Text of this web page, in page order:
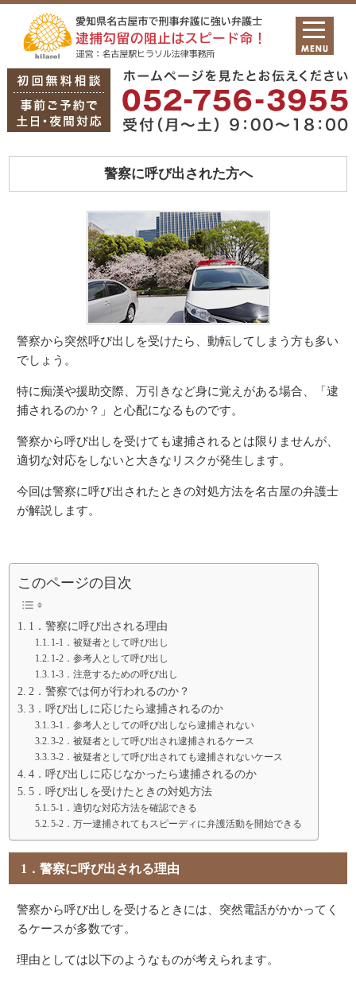
警察に呼び出された方へ
警察から突然呼び出しを受けたら、動転してしまう方も多い
でしょう。
特に痴漢や援助交際、万引きなど身に覚えがある場合、「逮
捕されるのか？」と心配になるものです。
警察から呼び出しを受けても逮捕されるとは限りませんが、
適切な対応をしないと大きなリスクが発生します。
今回は警察に呼び出されたときの対処方法を名古屋の弁護士
が解説します。
このページの目次
1．警察に呼び出される理由
1-1．被疑者として呼び出し
1-2．参考人として呼び出し
1-3．注意するための呼び出し
2．警察では何が行われるのか？
3．呼び出しに応じたら逮捕されるのか
3-1．参考人としての呼び出しなら逮捕されない
3-2．被疑者として呼び出され逮捕されるケース
3-2．被疑者として呼び出されても逮捕されないケース
4．呼び出しに応じなかったら逮捕されるのか
5．呼び出しを受けたときの対処方法
5-1．適切な対応方法を確認できる
5-2．万一逮捕されてもスピーディに弁護活動を開始できる
1．警察に呼び出される理由
警察から呼び出しを受けるときには、突然電話がかかってく
るケースが多数です。
理由としては以下のようなものが考えられます。